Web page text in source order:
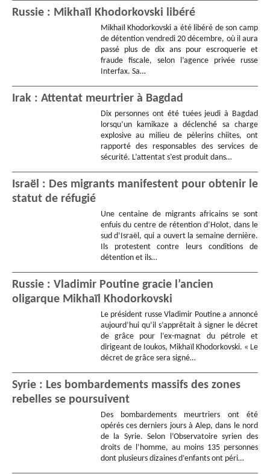
Russie : Mikhaïl Khodorkovski libéré
Mikhaïl Khodorkovski a été libéré de son camp
de détention vendredi 20 décembre, où il aura
passé plus de dix ans pour escroquerie et
fraude fiscale, selon l’agence privée russe
Interfax. Sa…
Irak : Attentat meurtrier à Bagdad
Dix personnes ont été tuées jeudi à Bagdad
lorsqu’un kamikaze a déclenché sa charge
explosive au milieu de pèlerins chiites, ont
rapporté des responsables des services de
sécurité. L’attentat s’est produit dans…
Israël : Des migrants manifestent pour obtenir le
statut de réfugié
Une centaine de migrants africains se sont
enfuis du centre de rétention d’Holot, dans le
sud d’Israël, qui a ouvert la semaine dernière.
Ils protestent contre leurs conditions de
détention et ils…
Russie : Vladimir Poutine gracie l’ancien
oligarque Mikhaïl Khodorkovski
Le président russe Vladimir Poutine a annoncé
aujourd’hui qu’il s’apprêtait à signer le décret
de grâce pour l’ex-magnat du pétrole et
dirigeant de Ioukos, Mikhaïl Khodorkovski. « Le
décret de grâce sera signé…
Syrie : Les bombardements massifs des zones
rebelles se poursuivent
Des bombardements meurtriers ont été
opérés ces derniers jours à Alep, dans le nord
de la Syrie. Selon l’Observatoire syrien des
droits de l’homme, au moins 135 personnes
dont plusieurs dizaines d’enfants ont péri…